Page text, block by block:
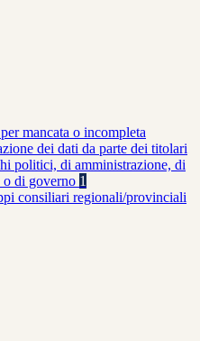
mancata o incompleta
dei dati da parte dei titolari
politici, di amministrazione, di
o di governo 1
consiliari regionali/provinciali